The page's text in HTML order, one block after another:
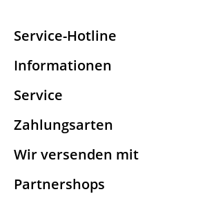
Service-Hotline
Informationen
Service
Zahlungsarten
Wir versenden mit
Partnershops